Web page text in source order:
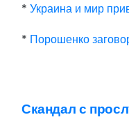
* Украина и мир
* Порошенко
Н
Скандал с